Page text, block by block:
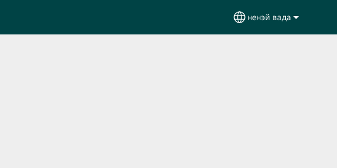
Select your
ненэй вада